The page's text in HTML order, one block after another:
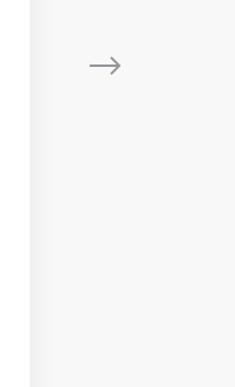
oren in het